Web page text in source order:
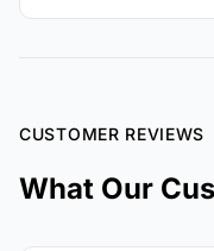
CUSTOMER REVIEWS
What Our